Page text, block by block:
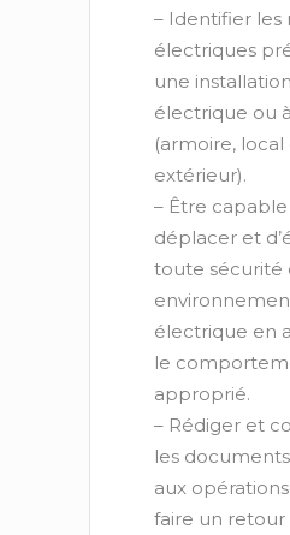
– Identifier les
électriques
une installation
électrique ou
(armoire, local
extérieur).
– Être capable
déplacer et
toute sécurité
électrique en
le
approprié.
– Rédiger et
les
aux
faire un retour